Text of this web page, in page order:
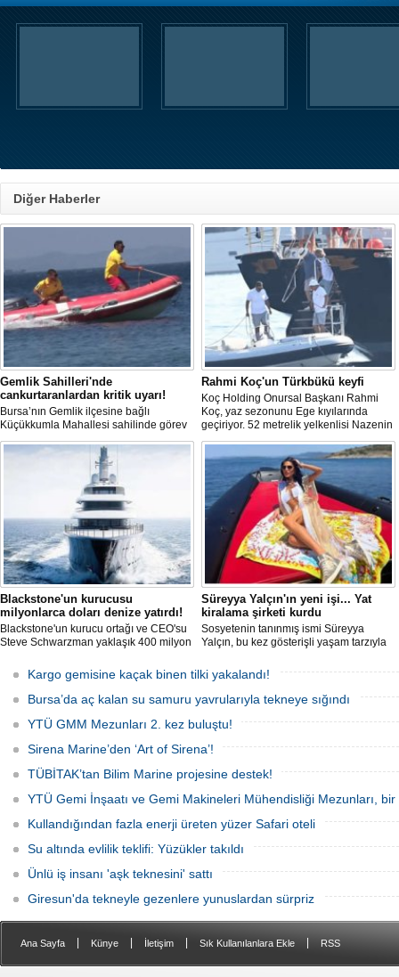
Diğer Haberler
Gemlik Sahilleri'nde
cankurtaranlardan kritik uyarı!
Bursa’nın Gemlik ilçesine bağlı
Küçükkumla Mahallesi sahilinde görev
yapan cankurtaranlar, sıcak havalarla
birlikte artan deniz yoğunluğunda
vatandaşların güvenliği için gün boyu
görev yapıyor. Ekipler, boğulma
vakalarının büyük bölümünün kişilerin
kendi sınırlarını aşması ve uyarıları
dikkate almamasından kaynaklandığını
belirtti.
Rahmi Koç'un Türkbükü keyfi
Koç Holding Onursal Başkanı Rahmi
Koç, yaz sezonunu Ege kıyılarında
geçiriyor. 52 metrelik yelkenlisi Nazenin
5 ile mavi tura çıkan Koç, Bodrum
Türkbükü'nde zodiak botla karaya
çıkarken görüntülendi.
Blackstone'un kurucusu
milyonlarca doları denize yatırdı!
Blackstone'un kurucu ortağı ve CEO'su
Steve Schwarzman yaklaşık 400 milyon
aldı. Project 1014 adlı yat 101 metre
uzunluğunda...
Süreyya Yalçın'ın yeni işi... Yat
kiralama şirketi kurdu
Sosyetenin tanınmış ismi Süreyya
Yalçın, bu kez gösterişli yaşam tarzıyla
gündem oldu. Yalçın Bodrum merkezli
bir yat kiralama şirketi kurdu.
Kargo gemisine kaçak binen tilki yakalandı!
Bursa’da aç kalan su samuru yavrularıyla tekneye sığındı
YTÜ GMM Mezunları 2. kez buluştu!
Sirena Marine’den ‘Art of Sirena’!
TÜBİTAK’tan Bilim Marine projesine destek!
YTÜ Gemi İnşaatı ve Gemi Makineleri Mühendisliği Mezunları,
Kullandığından fazla enerji üreten yüzer Safari oteli
Su altında evlilik teklifi: Yüzükler takıldı
Ünlü iş insanı 'aşk teknesini' sattı
Giresun'da tekneyle gezenlere yunuslardan sürpriz
Ana Sayfa Künye İletişim Sık Kullanılanlara Ekle RSS